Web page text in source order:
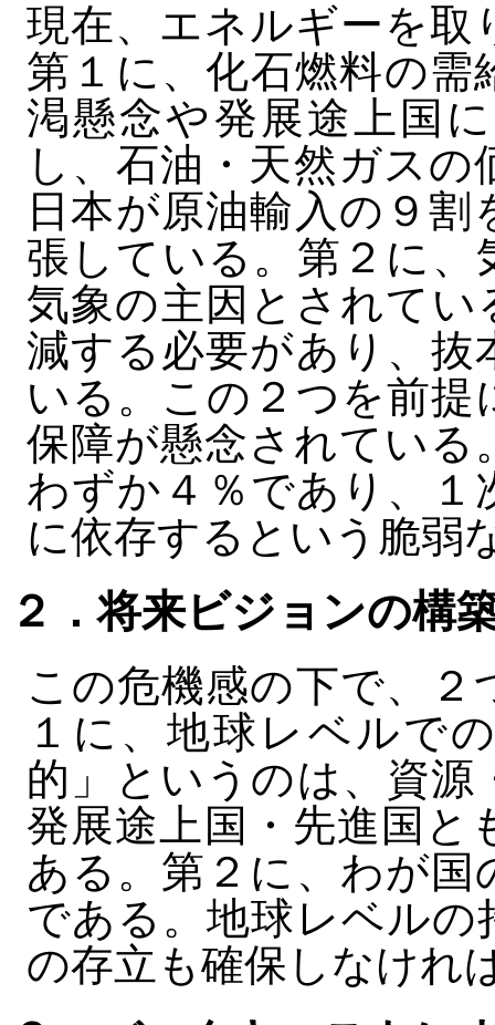
現在、エネルギーを取
第１に、化石燃料の需
渇懸念や発展途上国
し、石油・天然ガス
日本が原油輸入の９
張している。第２に、
気象の主因とされてい
減する必要があり、抜
いる。この２つを前
保障が懸念されている
わずか４％であり、１
に依存するという脆弱
２．将来ビジョンの構
この危機感の下で、
１に、地球レベルで
的」というのは、資
発展途上国・先進国と
ある。第２に、わが
である。地球レベル
の存立も確保しなけれ